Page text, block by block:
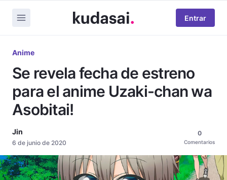
Entrar
Anime
Se revela fecha de estreno
para el anime Uzaki-chan wa
Asobitai!
Jin
6 de junio de 2020
0
Comentarios